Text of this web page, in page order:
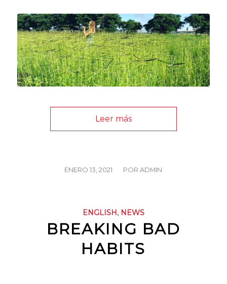
Leer más
ENERO 13, 2021
/ PORADMIN
ENGLISH, NEWS
BREAKING BAD
HABITS